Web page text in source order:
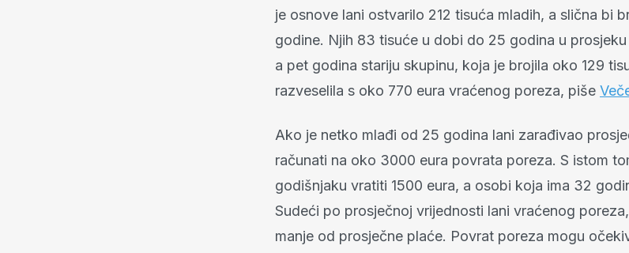
je osnove lani ostvarilo 212 tisuća mladih, a slična bi
godine. Njih 83 tisuće u dobi do 25 godina u
a pet godina stariju skupinu, koja je brojila oko 129
razveselila s oko 770 eura vraćenog poreza, piše
Ako je netko mlađi od 25 godina lani zarađivao
računati na oko 3000 eura povrata poreza. S istom
godišnjaku vratiti 1500 eura, a osobi koja ima 32
Sudeći po prosječnoj vrijednosti lani vraćenog
manje od prosječne plaće. Povrat poreza mogu